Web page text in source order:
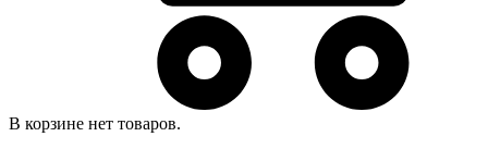
В корзине нет товаров.